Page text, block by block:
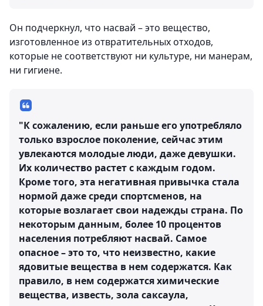
Он подчеркнул, что насвай – это вещество,
изготовленное из отвратительных отходов,
которые не соответствуют ни культуре, ни манерам,
ни гигиене.
"К сожалению, если раньше его употребляло
только взрослое поколение, сейчас этим
увлекаются молодые люди, даже девушки.
Их количество растет с каждым годом.
Кроме того, эта негативная привычка стала
нормой даже среди спортсменов, на
которые возлагает свои надежды страна. По
некоторым данным, более 10 процентов
населения потребляют насвай. Самое
опасное – это то, что неизвестно, какие
ядовитые вещества в нем содержатся. Как
правило, в нем содержатся химические
вещества, известь, зола саксаула,